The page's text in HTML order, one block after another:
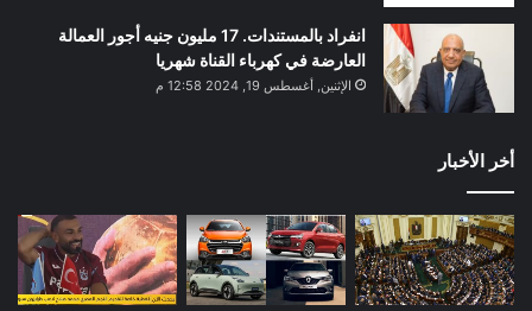
انفراد بالمستندات. 17 مليون جنيه أجور العمالة
العارضة في كهرباء القناة شهريا
الإثنين, أغسطس 19, 2024 12:58 م
أخر الأخبار